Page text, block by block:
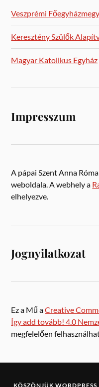
Veszprémi
Keresztény Szülők
Magyar Katolikus Egyház
Impresszum
A pápai Szent Anna
weboldala. A webhely a
elhelyezve.
Jognyilatkozat
Ez a Mű aCreative
Így add tovább! 4.0
megfelelően
KÖSZÖNJÜK WORDPRESS